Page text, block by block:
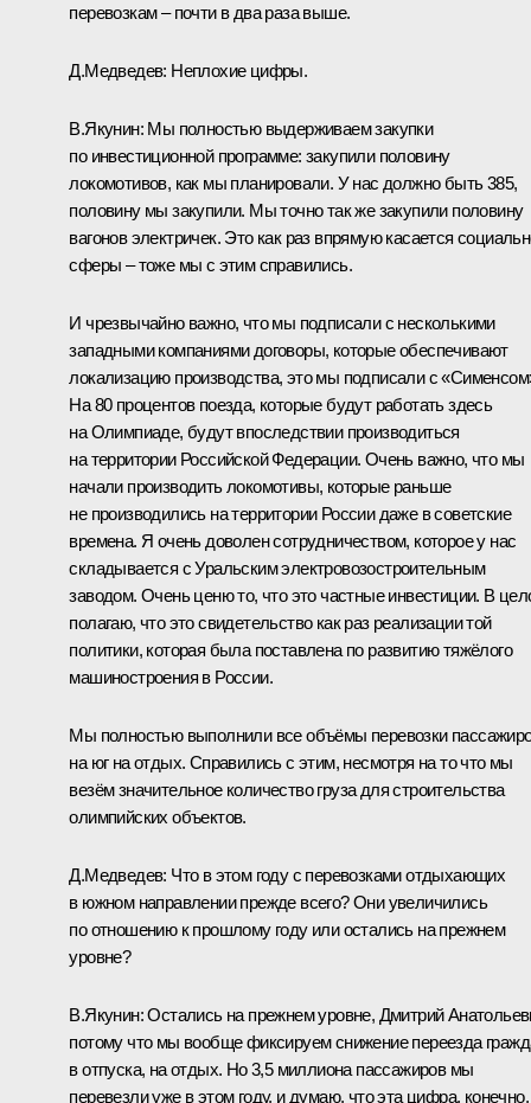
перевозкам – почти в два раза выше.
Д.Медведев: Неплохие цифры.
В.Якунин: Мы полностью выдерживаем закупки
по инвестиционной программе: закупили половину
локомотивов, как мы планировали. У нас должно быть 385,
половину мы закупили. Мы точно так же закупили половину
вагонов электричек. Это как раз впрямую касается
сферы – тоже мы с этим справились.
И чрезвычайно важно, что мы подписали с несколькими
западными компаниями договоры, которые обеспечивают
локализацию производства, это мы подписали с
На 80 процентов поезда, которые будут работать здесь
на Олимпиаде, будут впоследствии производиться
на территории Российской Федерации. Очень важно, что мы
начали производить локомотивы, которые раньше
не производились на территории России даже в советские
времена. Я очень доволен сотрудничеством, которое у нас
складывается с Уральским электровозостроительным
заводом. Очень ценю то, что это частные инвестиции. В
полагаю, что это свидетельство как раз реализации той
политики, которая была поставлена по развитию тяжёлого
машиностроения в России.
Мы полностью выполнили все объёмы перевозки
на юг на отдых. Справились с этим, несмотря на то что мы
везём значительное количество груза для строительства
олимпийских объектов.
Д.Медведев: Что в этом году с перевозками отдыхающих
в южном направлении прежде всего? Они увеличились
по отношению к прошлому году или остались на прежнем
уровне?
В.Якунин:Остались на прежнем уровне, Дмитрий
потому что мы вообще фиксируем снижение переезда
в отпуска, на отдых. Но 3,5 миллиона пассажиров мы
перевезли уже в этом году, и думаю, что эта цифра, конечно,